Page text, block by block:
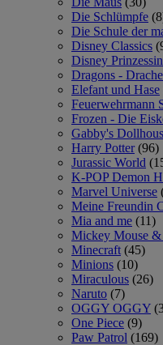
Die Schlümpfe
Die Schule der
Disney Classics
Disney
Dragons -
Elefant und Hase
Feuerwehrmann
Frozen - Die
Gabby's
Harry Potter (96)
Jurassic World
K-POP Demon
Marvel Universe
Meine Freundin
Mia and me (11)
Mickey Mouse &
Minecraft (45)
Minions (10)
Miraculous (26)
Naruto (7)
OGGY OGGY
One Piece (9)
Paw Patrol (169)